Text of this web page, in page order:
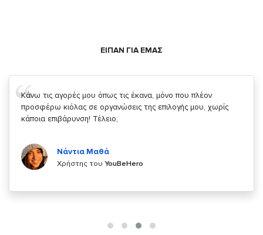
ΕΙΠΑΝ ΓΙΑ ΕΜΑΣ
Σας ευχαριστώ που μας δίνετε την δυνατότητα να κάνουμε
κάτι!
Χρήστης τουYouBeHero